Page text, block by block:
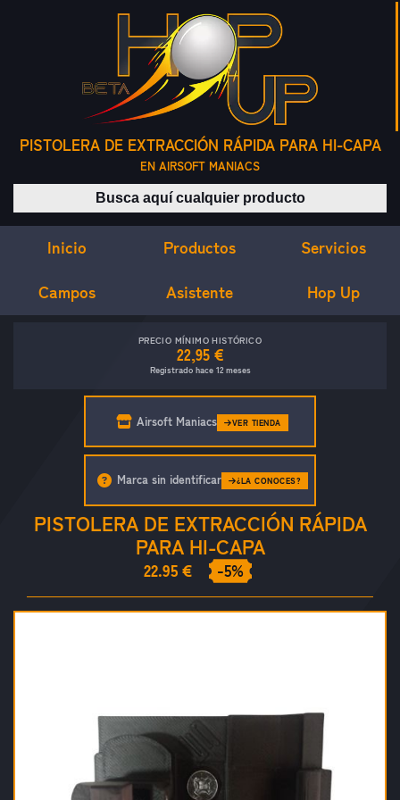
PISTOLERA DE EXTRACCIÓN RÁPIDA PARA HI-CAPA
EN AIRSOFT MANIACS
Buscar productos
Inicio Productos Servicios
Campos Asistente Hop Up
PRECIO MÍNIMO HISTÓRICO
22,95 €
Registrado hace 12 meses
Airsoft Maniacs VER TIENDA
PISTOLERA DE EXTRACCIÓN RÁPIDA
PARA HI-CAPA
22.95 € -5%
Marca sin identificar ¿LA CONOCES?